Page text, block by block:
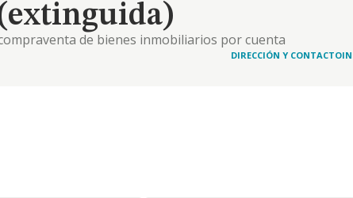
de bienes inmobiliarios por cuenta
cuenta propia 4. cnae: 4299: construcción de
DIRECCIÓN Y CONTACTO